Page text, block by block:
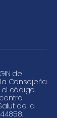
de
Consejería
código
de la